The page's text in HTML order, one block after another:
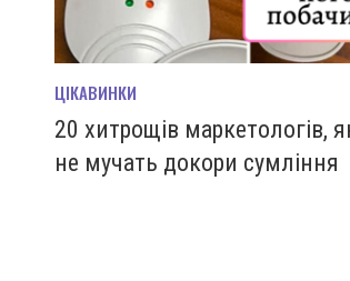
ЦІКАВИНКИ
20 хитрощів маркетологів,
не мучать докори сумління